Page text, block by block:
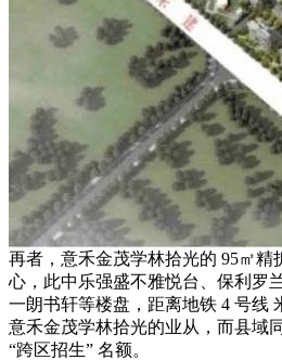
再者，意禾金茂学林拾光的 95㎡精
心，此中乐强盛不雅悦台、保利罗
一朗书轩等楼盘，距离地铁 4 号线
意禾金茂学林拾光的业从，而县域
“跨区招生” 名额。